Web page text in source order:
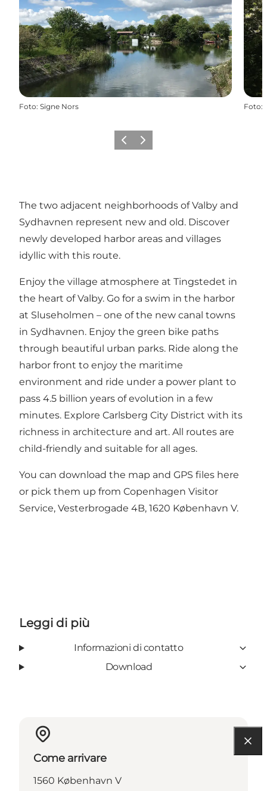
Foto: Signe Nors Foto:
Precedente
Avanti
The two adjacent neighborhoods of Valby and
Sydhavnen represent new and old. Discover
newly developed harbor areas and villages
idyllic with this route.
Enjoy the village atmosphere at Tingstedet in
the heart of Valby. Go for a swim in the harbor
at Sluseholmen – one of the new canal towns
in Sydhavnen. Enjoy the green bike paths
through beautiful urban parks. Ride along the
harbor front to enjoy the maritime
environment and ride under a power plant to
pass 4.5 billion years of evolution in a few
minutes. Explore Carlsberg City District with its
richness in architecture and art. All routes are
child-friendly and suitable for all ages.
You can download the map and GPS files here
or pick them up from Copenhagen Visitor
Service, Vesterbrogade 4B, 1620 København V.
Leggi di più
Informazioni di contatto
Download
Come arrivare
1560 København V